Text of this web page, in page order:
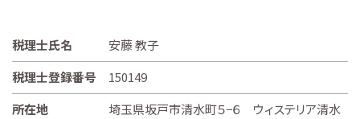
税理士氏名
安藤 教子
税理士登録番号
150149
所在地
埼玉県坂戸市清水町５−６ ウィステリア清水